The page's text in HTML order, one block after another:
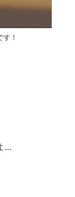
！
星木ビル外壁塗装による、駐車場の件につきまして。